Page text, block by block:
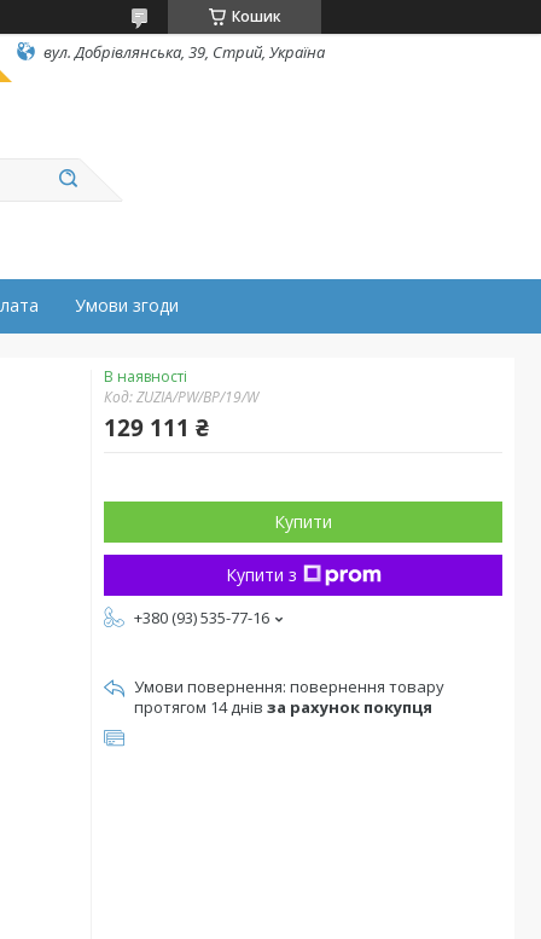
Кошик
вул. Добрівлянська, 39, Стрий, Україна
Умови згоди
В наявності
Код:ZUZIA/PW/BP/19/W
129 111 ₴
Купити
Купити з
+380 (93) 535-77-16
повернення товару
протягом 14 днів за рахунок покупця